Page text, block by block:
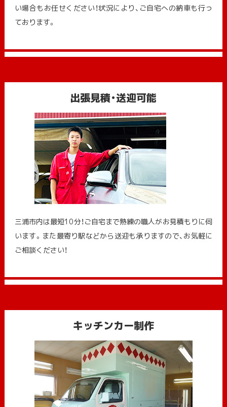
い場合もお任せください！状況により、ご自宅への納⾞も⾏っ
ております。
出張見積・送迎可能
三浦市内は最短10分！ご自宅まで熟練の職人がお見積もりに伺
います。また最寄り駅などから送迎も承りますので、お気軽に
ご相談ください！
キッチンカー制作